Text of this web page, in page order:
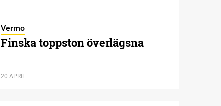
Vermo
Finska toppston överlägsna
20 APRIL